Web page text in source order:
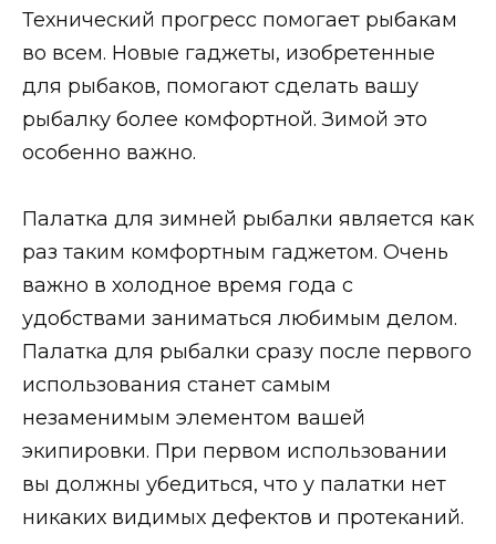
Технический прогресс помогает рыбакам
во всем. Новые гаджеты, изобретенные
для рыбаков, помогают сделать вашу
рыбалку более комфортной. Зимой это
особенно важно.
Палатка для зимней рыбалки является как
раз таким комфортным гаджетом. Очень
важно в холодное время года с
удобствами заниматься любимым делом.
Палатка для рыбалки сразу после первого
использования станет самым
незаменимым элементом вашей
экипировки. При первом использовании
вы должны убедиться, что у палатки нет
никаких видимых дефектов и протеканий.